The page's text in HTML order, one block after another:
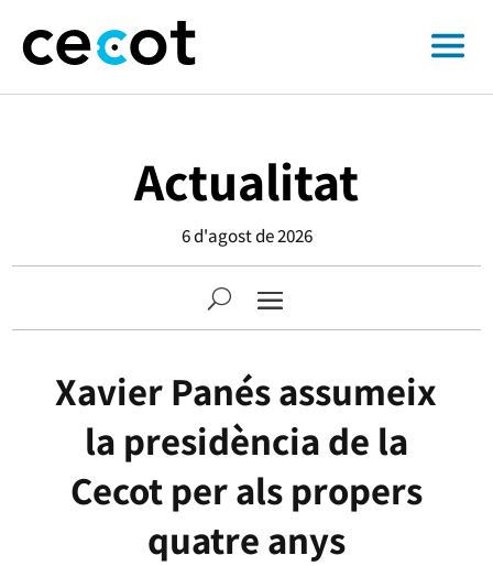
Actualitat
6 d'agost de 2026
Xavier Panés assumeix
la presidència de la
Cecot per als propers
quatre anys